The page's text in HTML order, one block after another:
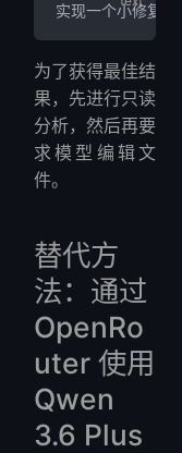
实现一个小修复
为了获得最佳结
果，先进行只读
分析，然后再要
求模型编辑文
件。
替代方
法：通过
OpenRo
uter 使用
Qwen
3.6 Plus